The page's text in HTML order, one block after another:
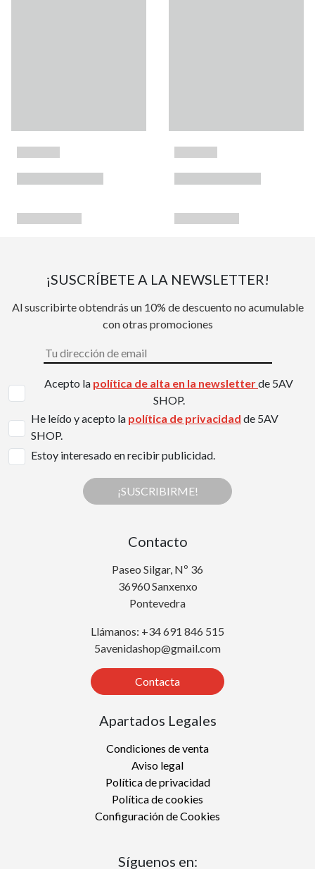
¡SUSCRÍBETE A LA NEWSLETTER!
Al suscribirte obtendrás un 10% de descuento no acumulable
con otras promociones
Acepto la política de alta en la newsletterde 5AV
SHOP.
He leído y acepto la política de privacidad de 5AV
SHOP.
Estoy interesado en recibir publicidad.
¡SUSCRIBIRME!
Contacto
Paseo Silgar, Nº 36
36960 Sanxenxo
Pontevedra
Llámanos: +34 691 846 515
5avenidashop@gmail.com
Contacta
Apartados Legales
Condiciones de venta
Aviso legal
Política de privacidad
Política de cookies
Configuración de Cookies
Síguenos en: